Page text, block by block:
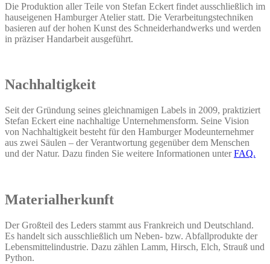
Die Produktion aller Teile von Stefan Eckert findet ausschließlich im
hauseigenen Hamburger Atelier statt. Die Verarbeitungstechniken
basieren auf der hohen Kunst des Schneiderhandwerks und werden
in präziser Handarbeit ausgeführt.
Nachhaltigkeit
Seit der Gründung seines gleichnamigen Labels in 2009, praktiziert
Stefan Eckert eine nachhaltige Unternehmensform. Seine Vision
von Nachhaltigkeit besteht für den Hamburger Modeunternehmer
aus zwei Säulen – der Verantwortung gegenüber dem Menschen
und der Natur. Dazu finden Sie weitere Informationen unterFAQ.
Materialherkunft
Der Großteil des Leders stammt aus Frankreich und Deutschland.
Es handelt sich ausschließlich um Neben- bzw. Abfallprodukte der
Lebensmittelindustrie. Dazu zählen Lamm, Hirsch, Elch, Strauß und
Python.